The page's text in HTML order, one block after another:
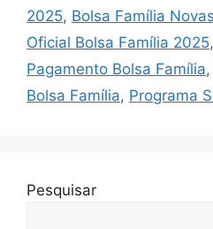
2025, Bolsa Família
Oficial Bolsa Família 2025,
Pagamento Bolsa Família,
Bolsa Família, Programa
Pesquisar